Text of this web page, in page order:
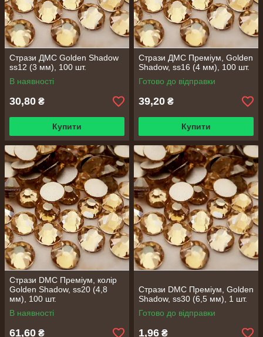
Стрази ДМС Golden Shadow
ss12 (3 мм), 100 шт.
В наявності
30,80 ₴
Купити
Стрази ДМС Преміум, Golden
Shadow, ss16 (4 мм), 100 шт.
Готово до відправки
39,20 ₴
Купити
Стрази DMC Преміум, колір
Golden Shadow, ss20 (4,8
мм), 100 шт.
В наявності
61,60 ₴
Стрази DMC Преміум, Golden
Shadow, ss30 (6,5 мм), 1 шт.
Готово до відправки
1,96 ₴